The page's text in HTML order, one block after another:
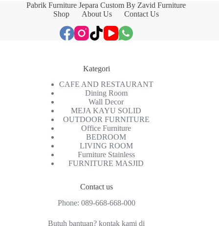
Pabrik Furniture Jepara Custom By Zavid Furniture
Shop
About Us Contact Us
Kategori
CAFE AND RESTAURANT
Dining Room
Wall Decor
MEJA KAYU SOLID
OUTDOOR FURNITURE
Office Furniture
BEDROOM
LIVING ROOM
Furniture Stainless
FURNITURE MASJID
Contact us
Phone: 089-668-668-000
Butuh bantuan? kontak kami di